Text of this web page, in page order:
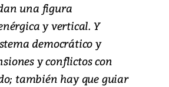
una figura
y vertical. Y
democrático y
y conflictos con
también hay que guiar